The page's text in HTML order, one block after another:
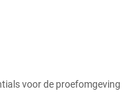
voor de proefomgeving